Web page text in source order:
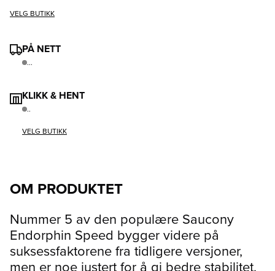
VELG BUTIKK
PÅ NETT
...
KLIKK & HENT
..
VELG BUTIKK
OM PRODUKTET
Nummer 5 av den populære Saucony
Endorphin Speed bygger videre på
suksessfaktorene fra tidligere versjoner,
men er noe justert for å gi bedre stabilitet.